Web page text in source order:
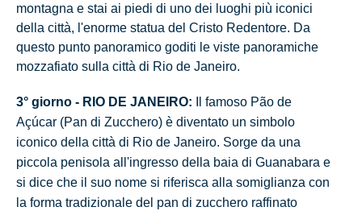
montagna e stai ai piedi di uno dei luoghi più iconici
della città, l'enorme statua del Cristo Redentore. Da
questo punto panoramico goditi le viste panoramiche
mozzafiato sulla città di Rio de Janeiro.
3° giorno - RIO DE JANEIRO:
Il famoso Pão de
Açúcar (Pan di Zucchero) è diventato un simbolo
iconico della città di Rio de Janeiro. Sorge da una
piccola penisola all'ingresso della baia di Guanabara e
si dice che il suo nome si riferisca alla somiglianza con
la forma tradizionale del pan di zucchero raffinato